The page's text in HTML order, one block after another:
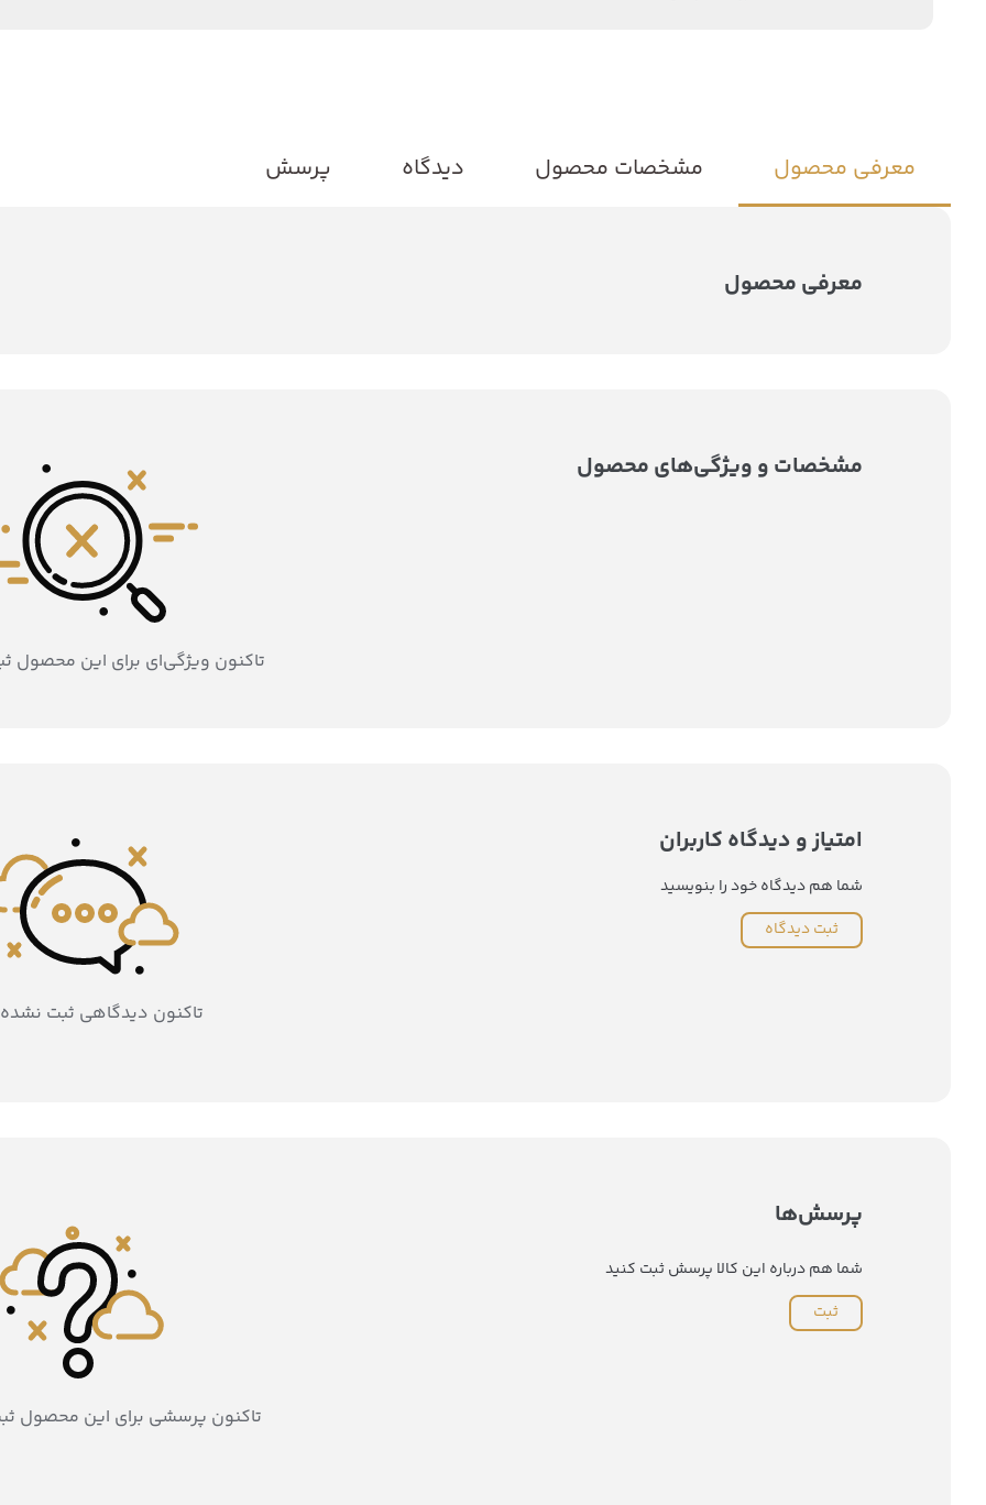
معرفی محصول مشخصات محصول دیدگاه پرسش
معرفی محصول
مشخصات و ویژگی‌های محصول
تاکنون ویژگی‌ای برای این محصول
امتیاز و دیدگاه کاربران
شما هم دیدگاه خود را بنویسید
ثبت دیدگاه
تاکنون دیدگاهی ثبت
پرسش‌ها
شما هم درباره این کالا پرسش ثبت کنید
ثبت
تاکنون پرسشی برای این محصول